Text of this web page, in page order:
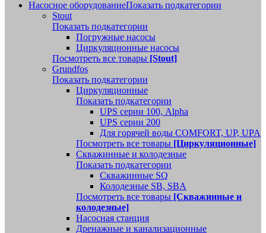
Насосное оборудованиеПоказать подкатегории
Stout
Показать подкатегории
Погружные насосы
Циркуляционные насосы
Посмотреть все товары [Stout]
Grundfos
Показать подкатегории
Циркуляционные
Показать подкатегории
UPS серии 100, Alpha
UPS серии 200
Для горячей воды COMFORT, UP, UPA
Посмотреть все товары [Циркуляционные]
Скважинные и колодезные
Показать подкатегории
Скважинные SQ
Колодезные SB, SBA
Посмотреть все товары [Скважинные и
колодезные]
Насосная станция
Дренажные и канализационные